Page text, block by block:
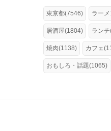
東京都(7546) ラー
居酒屋(1804) ラン
焼肉(1138) カフェ
おもしろ・話題(1065)